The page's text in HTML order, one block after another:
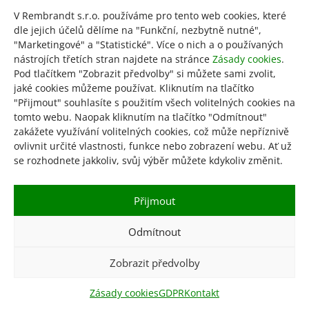
V Rembrandt s.r.o. používáme pro tento web cookies, které
dle jejich účelů dělíme na "Funkční, nezbytně nutné",
"Marketingové" a "Statistické". Více o nich a o používaných
nástrojích třetích stran najdete na stránce Zásady cookies.
Pod tlačítkem "Zobrazit předvolby" si můžete sami zvolit,
jaké cookies můžeme používat. Kliknutím na tlačítko
"Přijmout" souhlasíte s použitím všech volitelných cookies na
tomto webu. Naopak kliknutím na tlačítko "Odmítnout"
zakážete využívání volitelných cookies, což může nepříznivě
ovlivnit určité vlastnosti, funkce nebo zobrazení webu. Ať už
se rozhodnete jakkoliv, svůj výběr můžete kdykoliv změnit.
Přijmout
Odmítnout
Zobrazit předvolby
Zásady cookiesGDPRKontakt
Selata
od850Kč
Výběr možností
Tento
produkt
má
více
variant.
Možnosti
lze
na
Obchod KGR
GDPR
Obchodní podmínky
Zásady cookies
Kontakt
Rembrandt